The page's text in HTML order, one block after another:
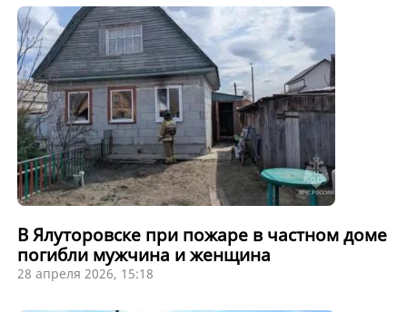
В Ялуторовске при пожаре в частном доме
погибли мужчина и женщина
28 апреля 2026, 15:18